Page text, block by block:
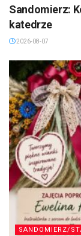
Sandomierz:
katedrze
2026-08-07
SANDOMIERZ/